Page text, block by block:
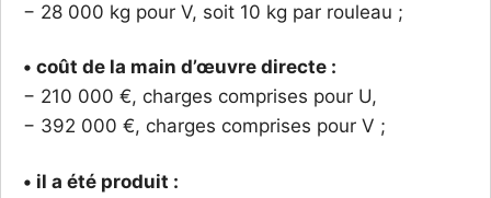
− 28 000 kg pour V, soit 10 kg par rouleau ;
• coût de la main d’œuvre directe :
− 210 000 €, charges comprises pour U,
− 392 000 €, charges comprises pour V ;
• il a été produit :